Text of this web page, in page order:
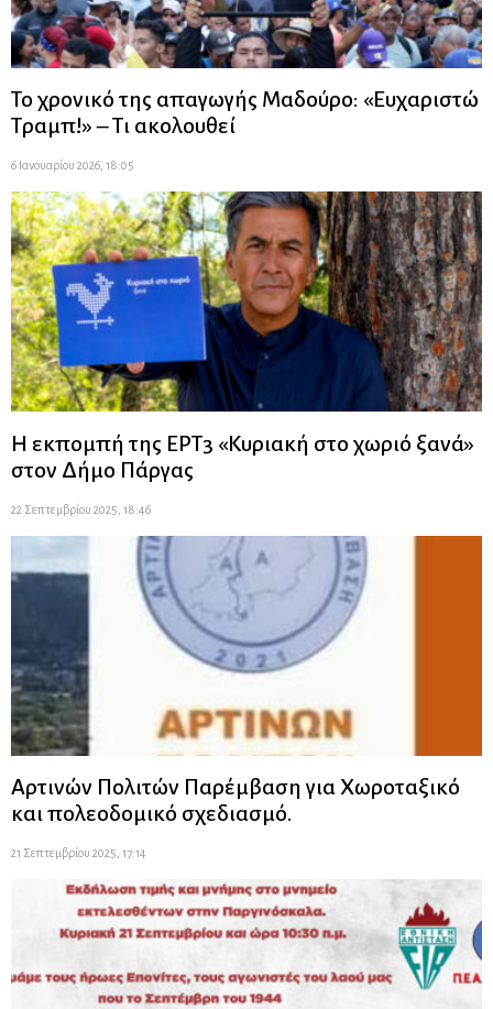
Το χρονικό της απαγωγής Μαδούρο: «Ευχαριστώ
Τραμπ!» – Τι ακολουθεί
6 Ιανουαρίου 2026, 18:05
Η εκπομπή της ΕΡΤ3 «Κυριακή στο χωριό ξανά»
στον Δήμο Πάργας
22 Σεπτεμβρίου 2025, 18:46
Αρτινών Πολιτών Παρέμβαση για Χωροταξικό
και πολεοδομικό σχεδιασμό.
21 Σεπτεμβρίου 2025, 17:14